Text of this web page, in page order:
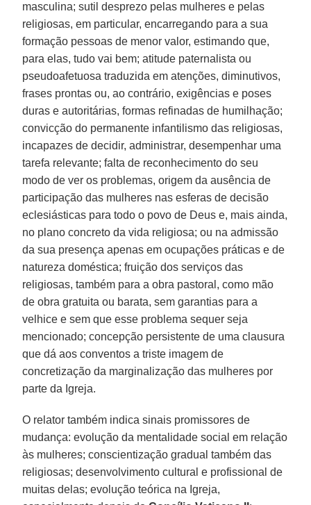
masculina; sutil desprezo pelas mulheres e pelas
religiosas, em particular, encarregando para a sua
formação pessoas de menor valor, estimando que,
para elas, tudo vai bem; atitude paternalista ou
pseudoafetuosa traduzida em atenções, diminutivos,
frases prontas ou, ao contrário, exigências e poses
duras e autoritárias, formas refinadas de humilhação;
convicção do permanente infantilismo das religiosas,
incapazes de decidir, administrar, desempenhar uma
tarefa relevante; falta de reconhecimento do seu
modo de ver os problemas, origem da ausência de
participação das mulheres nas esferas de decisão
eclesiásticas para todo o povo de Deus e, mais ainda,
no plano concreto da vida religiosa; ou na admissão
da sua presença apenas em ocupações práticas e de
natureza doméstica; fruição dos serviços das
religiosas, também para a obra pastoral, como mão
de obra gratuita ou barata, sem garantias para a
velhice e sem que esse problema sequer seja
mencionado; concepção persistente de uma clausura
que dá aos conventos a triste imagem de
concretização da marginalização das mulheres por
parte da Igreja.
O relator também indica sinais promissores de
mudança: evolução da mentalidade social em relação
às mulheres; conscientização gradual também das
religiosas; desenvolvimento cultural e profissional de
muitas delas; evolução teórica na Igreja,